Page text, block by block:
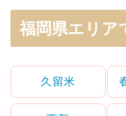
福岡県エリア
久留米